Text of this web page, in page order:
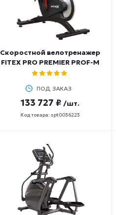
Скоростной велотренажер
FITEX PRO PREMIER PROF-M
ПОД ЗАКАЗ
133 727 ₽ /шт.
Код товара: spt0036223